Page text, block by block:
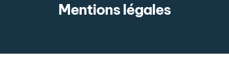
Mentions légales